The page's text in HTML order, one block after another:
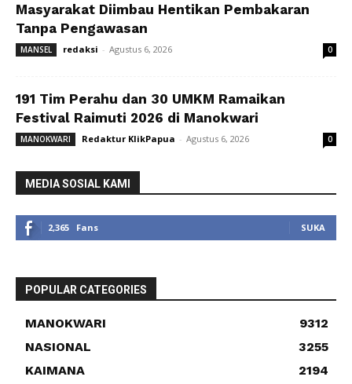
Masyarakat Diimbau Hentikan Pembakaran
Tanpa Pengawasan
MANSEL redaksi - Agustus 6, 2026 0
191 Tim Perahu dan 30 UMKM Ramaikan
Festival Raimuti 2026 di Manokwari
MANOKWARI Redaktur KlikPapua - Agustus 6, 2026 0
MEDIA SOSIAL KAMI
2,365 Fans SUKA
POPULAR CATEGORIES
MANOKWARI
9312
NASIONAL
3255
KAIMANA
2194